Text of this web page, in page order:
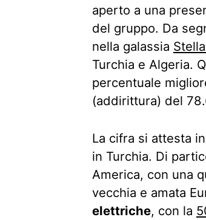
aperto a una
del gruppo. Da
nella galassia
Turchia e Algeria.
percentuale
(addirittura) del
La cifra si attesta
in Turchia. Di
America, con una
vecchia e amata
elettriche, con la